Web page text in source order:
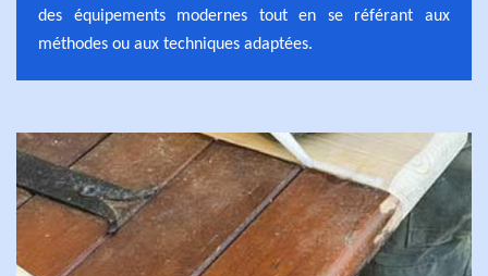
des équipements modernes tout en se référant aux
méthodes ou aux techniques adaptées.